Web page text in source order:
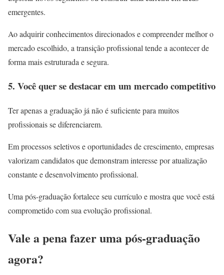
emergentes.
Ao adquirir conhecimentos direcionados e compreender melhor o
mercado escolhido, a transição profissional tende a acontecer de
forma mais estruturada e segura.
5. Você quer se destacar em um mercado competitivo
Ter apenas a graduação já não é suficiente para muitos
profissionais se diferenciarem.
Em processos seletivos e oportunidades de crescimento, empresas
valorizam candidatos que demonstram interesse por atualização
constante e desenvolvimento profissional.
Uma pós-graduação fortalece seu currículo e mostra que você está
comprometido com sua evolução profissional.
Vale a pena fazer uma pós-graduação
agora?